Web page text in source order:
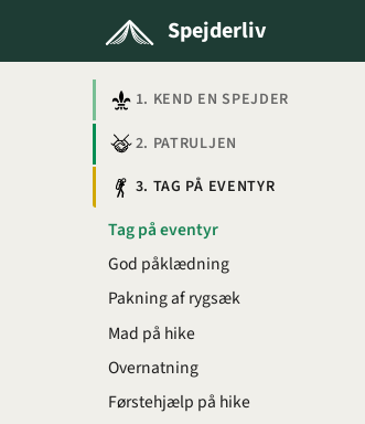
Spejderliv
1. KEND EN SPEJDER
2. PATRULJEN
3. TAG PÅ EVENTYR
Tag på eventyr
God påklædning
Pakning af rygsæk
Mad på hike
Overnatning
Førstehjælp på hike